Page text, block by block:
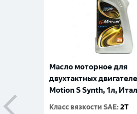
Масло для цепей
Garden Chain&Bar, 1 л,
Класс вязкости SAE: 2T
Состав масла: